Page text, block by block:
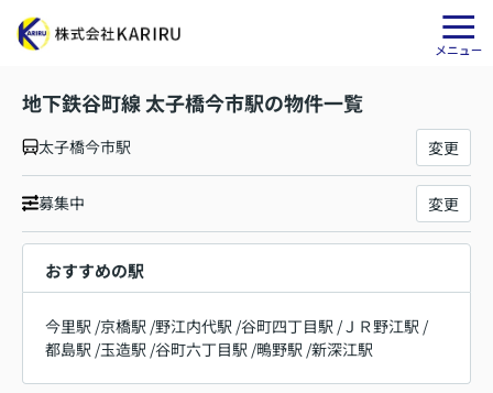
地下鉄谷町線 太子橋今市駅の物件一覧
太子橋今市駅 変更
募集中 変更
おすすめの駅
今里駅 /京橋駅 /野江内代駅 /谷町四丁目駅 /ＪＲ野江駅 /
都島駅 /玉造駅 /谷町六丁目駅 /鴫野駅 /新深江駅